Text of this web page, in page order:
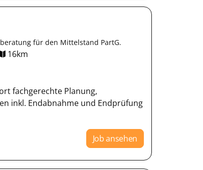
für den Mittelstand PartG.
16km
fachgerechte Planung,
inkl. Endabnahme und Endprüfung
Job ansehen